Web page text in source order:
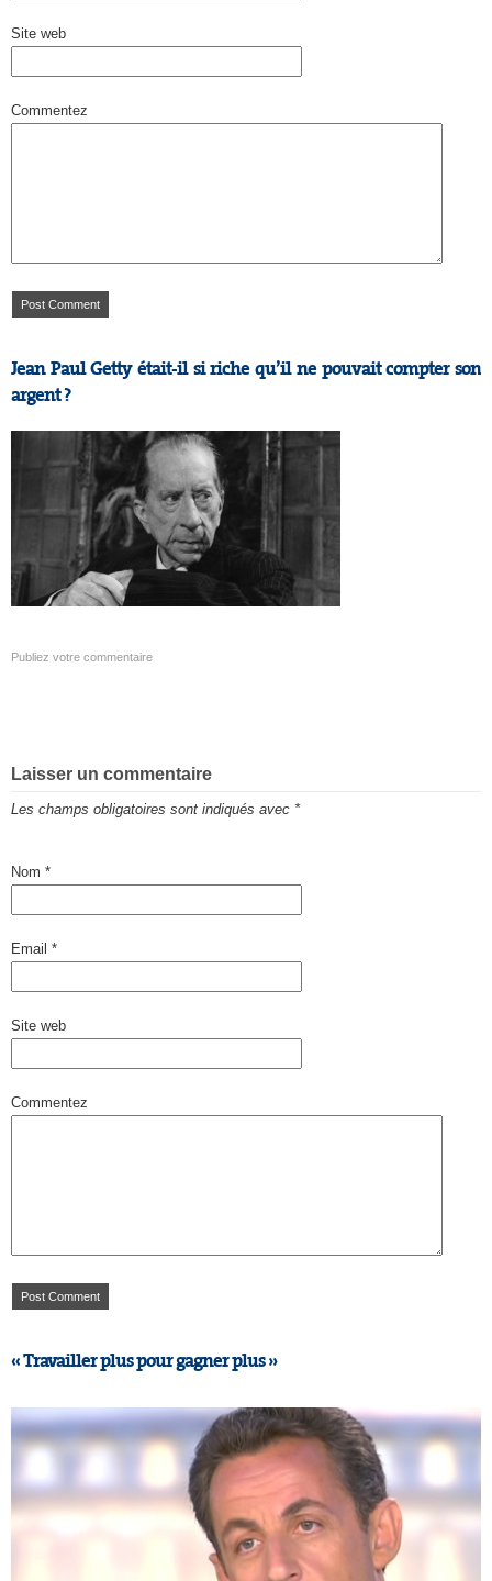
Site web
Commentez
Jean Paul Getty était-il si riche qu’il ne pouvait compter son
argent ?
Publiez votre commentaire
Laisser un commentaire
Les champs obligatoires sont indiqués avec *
Nom *
Email *
Site web
Commentez
« Travailler plus pour gagner plus »